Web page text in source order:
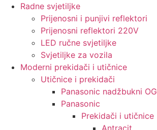
Radne svjetiljke
Prijenosni i punjivi reflektori
Prijenosni reflektori 220V
LED ručne svjetiljke
Svjetiljke za vozila
Moderni prekidači i utičnice
Utičnice i prekidači
Panasonic nadžbukni OG
Panasonic
Prekidači i utičnice
Antracit